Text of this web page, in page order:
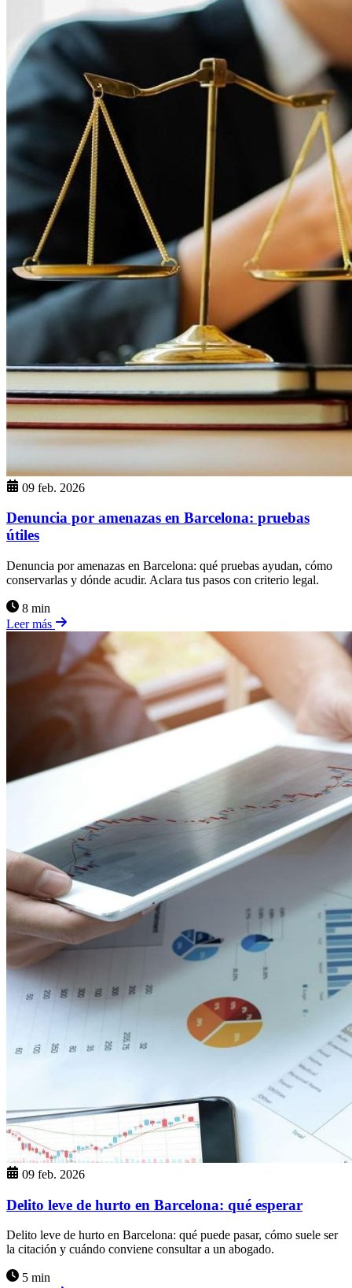
09 feb. 2026
Denuncia por amenazas en Barcelona: pruebas
útiles
Denuncia por amenazas en Barcelona: qué pruebas ayudan, cómo
conservarlas y dónde acudir. Aclara tus pasos con criterio legal.
8 min
Leer más
09 feb. 2026
Delito leve de hurto en Barcelona: qué esperar
Delito leve de hurto en Barcelona: qué puede pasar, cómo suele ser
la citación y cuándo conviene consultar a un abogado.
5 min